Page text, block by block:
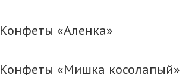
Конфеты «Аленка»
Конфеты «Мишка косолапый»